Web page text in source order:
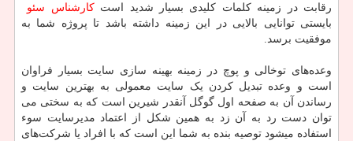
رقابت در زمینه کلمات کلیدی بسیار شدید استکارشناس سئو
بایستی توانایی بالایی در این زمینه داشته باشد تا پروژه شما به
موفقیت برسد.
وعده‌های توخالی و پوچ در زمینه بهینه سازی سایت بسیار فراوان
است و وعده تبدیل کردن یک سایت معمولی به بهترین سایت و
رساندن آن به صفحه اول گوگل آنقدر شیرین است که به سختی می
توان دست رد به آن زد به همین شکل از اعتماد مدیرسایت سوء
استفاده میشود توصیه بنده به شما این است که با افراد یا شرکت‌های